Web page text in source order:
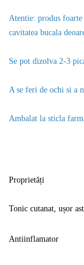
Atentie: produs
cavitatea bucala
Se pot dizolva 2-3
A se feri de ochi si a
Ambalat la sticla
Proprietăți
Tonic cutanat, ușor
Antiinflamator